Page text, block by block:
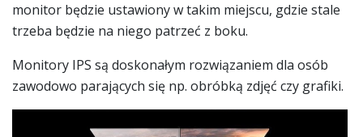
monitor będzie ustawiony w takim miejscu, gdzie stale
trzeba będzie na niego patrzeć z boku.
Monitory IPS są doskonałym rozwiązaniem dla osób
zawodowo parających się np. obróbką zdjęć czy grafiki.